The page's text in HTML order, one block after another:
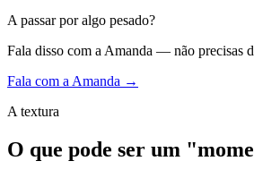
A passar por algo pesado?
Fala disso com a Amanda — não precisas
Fala com a Amanda →
A textura
O que pode ser um